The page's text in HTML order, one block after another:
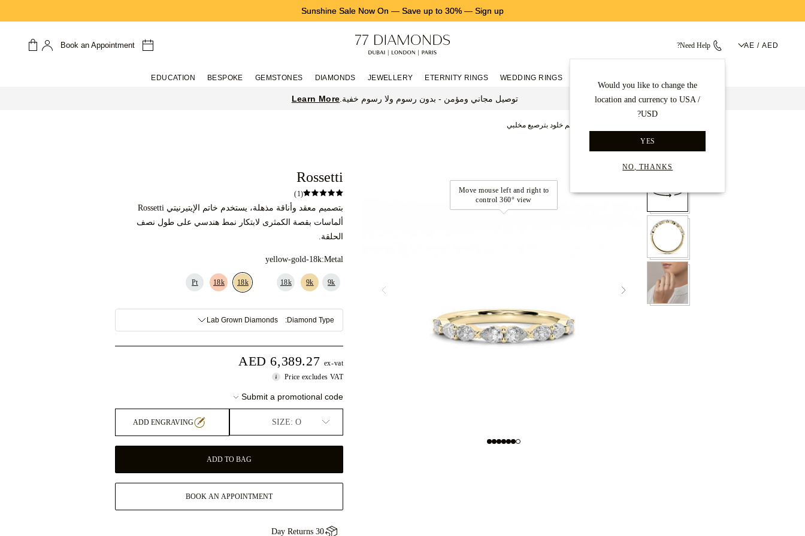
Sunshine Sale Now On — Save up to 30% — Sign up
AE / AED
Need Help?
Would you like to change the
location and currency to USA /
USD?
YES
NO, THANKS
Book an Appointment
WEDDING RINGS
ETERNITY RINGS
JEWELLERY
DIAMONDS
GEMSTONES
BESPOKE
EDUCATION
توصيل مجاني ومؤمن - بدون رسوم ولا رسوم خفية. Learn More
خواتم خلود بترصيع مخلبي
Back to gallery
Rossetti
(1)
بتصميم معقد وأناقة مذهلة، يستخدم خاتم الإيتيرنيتي Rossetti
ألماسات بقصة الكمثرى لابتكار نمط هندسي على طول نصف
الحلقة.
Metal:
yellow-gold-18k
9k
9k
18k
18k
18k
Pt
Diamond Type:
Lab Grown Diamonds
AED 6,389.27 ex-vat
Price excludes VAT
Submit a promotional code
SIZE: O
ADD ENGRAVING
ADD TO BAG
BOOK AN APPOINTMENT
30 Day Returns